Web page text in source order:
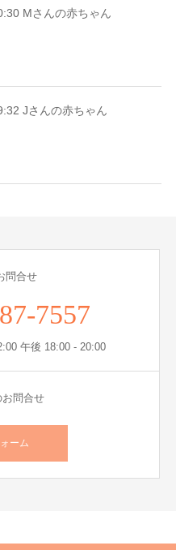
Mさんの赤ちゃん
Jさんの赤ちゃん
問合せ
7557
午後 18:00 - 20:00
問合せ
ーム